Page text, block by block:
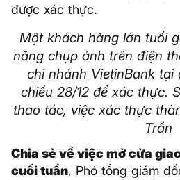
được xác thực.
Một khách hàng lớn tuổi
năng chụp ảnh trên điện
chi nhánh VietinBank tại
chiều 28/12 để xác thực.
thao tác, việc xác thực
Trần
Chia sẻ về việc mở cửa
cuối tuần, Phó tổng giám